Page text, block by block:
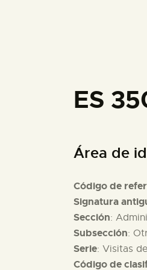
ES
Área de
Código de
Signatura
Sección:
Subsección:
Serie: Visitas
Código de